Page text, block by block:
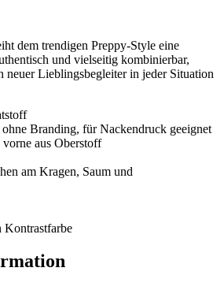
dem trendigen Preppy-Style eine
und vielseitig kombinierbar,
neuer Lieblingsbegleiter in jeder Situation
Branding, für Nackendruck geeignet
aus Oberstoff
am Kragen, Saum und